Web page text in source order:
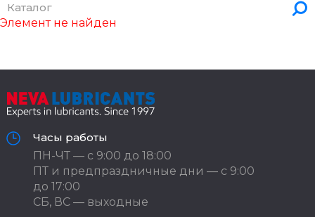
Каталог
Элемент не найден
Часы работы
ПН-ЧТ — с 9:00 до 18:00
ПТ и предпраздничные дни — с 9:00
до 17:00
СБ, ВС — выходные